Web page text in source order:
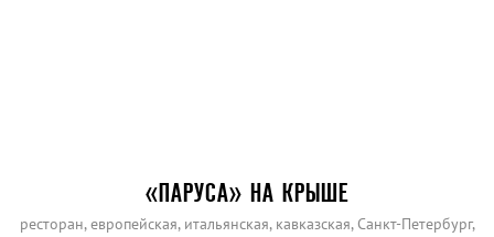
«ПАРУСА» НА КРЫШЕ
ресторан,европейская, итальянская, кавказская, Санкт-Петербург,